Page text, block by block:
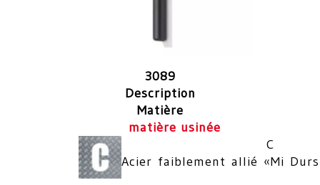
3089
Description
Matière
matière usinée
C
Acier faiblement allié «Mi